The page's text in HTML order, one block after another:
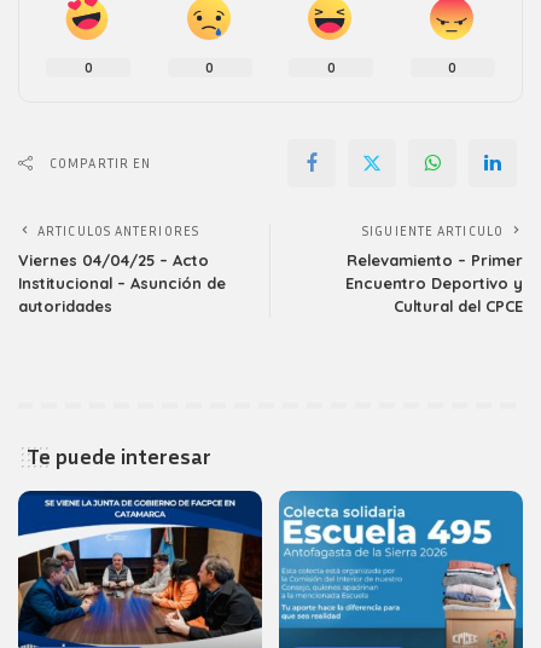
0 0 0 0
COMPARTIR EN
ARTICULOS ANTERIORES
Viernes 04/04/25 – Acto
Institucional – Asunción de
autoridades
SIGUIENTE ARTICULO
Relevamiento – Primer
Encuentro Deportivo y
Cultural del CPCE
Te puede interesar